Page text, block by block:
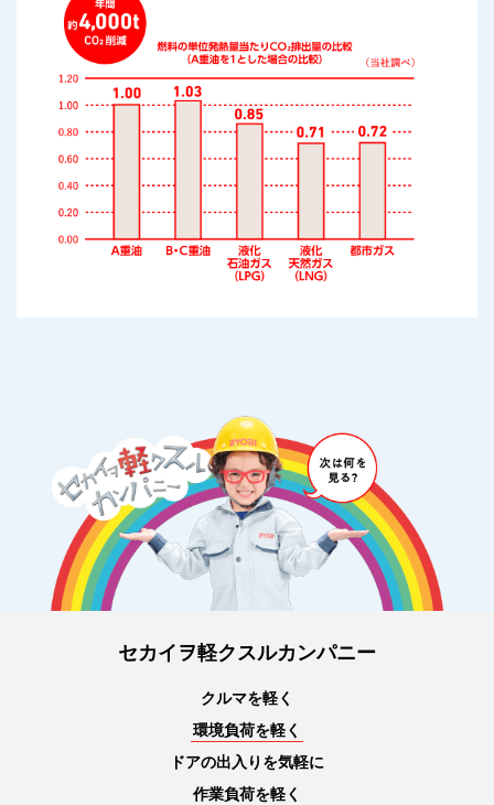
セカイヲ軽クスルカンパニー
クルマを軽く
環境負荷を軽く
ドアの出入りを気軽に
作業負荷を軽く